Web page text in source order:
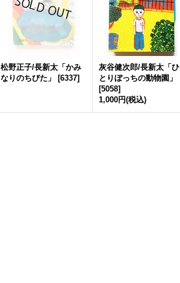
松野正子/長新太「かみ
なりのちびた」
[6337]
灰谷健次郎/長新太「ひ
とりぼっちの動物園」
[5058]
1,000円(税込)